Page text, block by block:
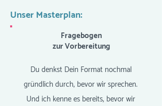
Unser Masterplan:
Fragebogen
zur Vorbereitung
Du denkst Dein Format nochmal
gründlich durch, bevor wir sprechen.
Und ich kenne es bereits, bevor wir